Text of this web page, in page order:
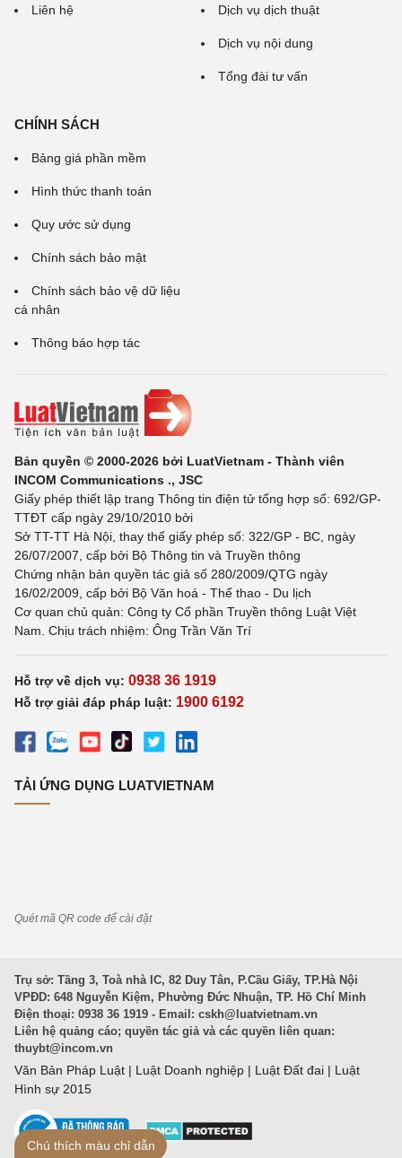
Liên hệ Dịch vụ dịch thuật
Dịch vụ nội dung
Tổng đài tư vấn
CHÍNH SÁCH
Bảng giá phần mềm
Hình thức thanh toán
Quy ước sử dụng
Chính sách bảo mật
Chính sách bảo vệ dữ liệu
cá nhân
Thông báo hợp tác
Bản quyền © 2000-2026 bởi LuatVietnam - Thành viên
INCOM Communications ., JSC
Giấy phép thiết lập trang Thông tin điện tử tổng hợp số: 692/GP-
TTĐT cấp ngày 29/10/2010 bởi
Sở TT-TT Hà Nội, thay thế giấy phép số: 322/GP - BC, ngày
26/07/2007, cấp bởi Bộ Thông tin và Truyền thông
Chứng nhận bản quyền tác giả số 280/2009/QTG ngày
16/02/2009, cấp bởi Bộ Văn hoá - Thể thao - Du lịch
Cơ quan chủ quản: Công ty Cổ phần Truyền thông Luật Việt
Nam. Chịu trách nhiệm: Ông Trần Văn Trí
Hỗ trợ về dịch vụ: 0938 36 1919
Hỗ trợ giải đáp pháp luật: 1900 6192
TẢI ỨNG DỤNG LUATVIETNAM
Quét mã QR code để cài đặt
Trụ sở: Tầng 3, Toà nhà IC, 82 Duy Tân, P.Cầu Giấy, TP.Hà Nội
VPĐD: 648 Nguyễn Kiệm, Phường Đức Nhuận, TP. Hồ Chí Minh
Điện thoại: 0938 36 1919 - Email: cskh@luatvietnam.vn
Liên hệ quảng cáo; quyền tác giả và các quyền liên quan:
thuybt@incom.vn
Văn Bản Pháp Luật | Luật Doanh nghiệp | Luật Đất đai | Luật
Hình sự 2015
Chú thích màu chỉ dẫn